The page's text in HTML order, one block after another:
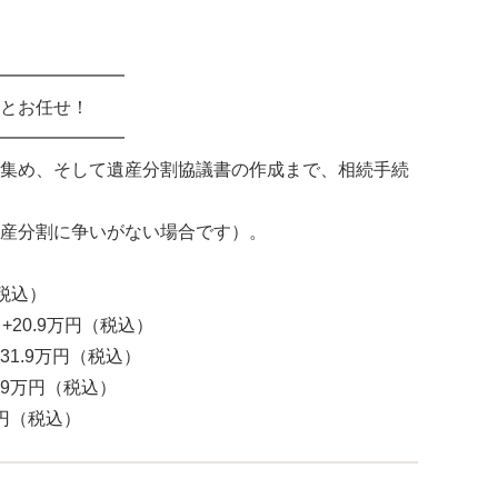
お任せ！
め、そして遺産分割協議書の作成まで、相続手続
分割に争いがない場合です）。
）
万円（税込）
万円（税込）
円（税込）
税込）